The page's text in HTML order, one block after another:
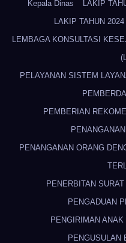
Kepala Dinas
LAKIP
LAKIP TAHUN 2024
LEMBAGA KONSULTASI
PELAYANAN SISTEM
PEMBERIAN
PENANGANAN ORANG
PENERBITAN
PENGADUAN
PENGIRIMAN ANAK
PENGUSULAN